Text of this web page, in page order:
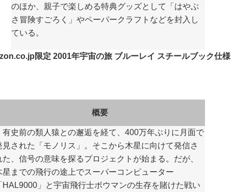
のほか、親子で楽しめる特典グッズとして「はやぶ
さ冒険すごろく」やペーパークラフトなどを封入し
ている。
限定 2001年宇宙の旅 ブルーレイ スチールブック仕様
概要
史前の類人猿との邂逅を経て、400万年ぶりに月面で
見された「モノリス」。そこから木星に向けて発信さ
た、信号の意味を探るプロジェクトが始まる。だが、
星までの飛行の途上でスーパーコンピューター
HAL9000」と宇宙飛行士ボウマンの生存を賭けた戦い